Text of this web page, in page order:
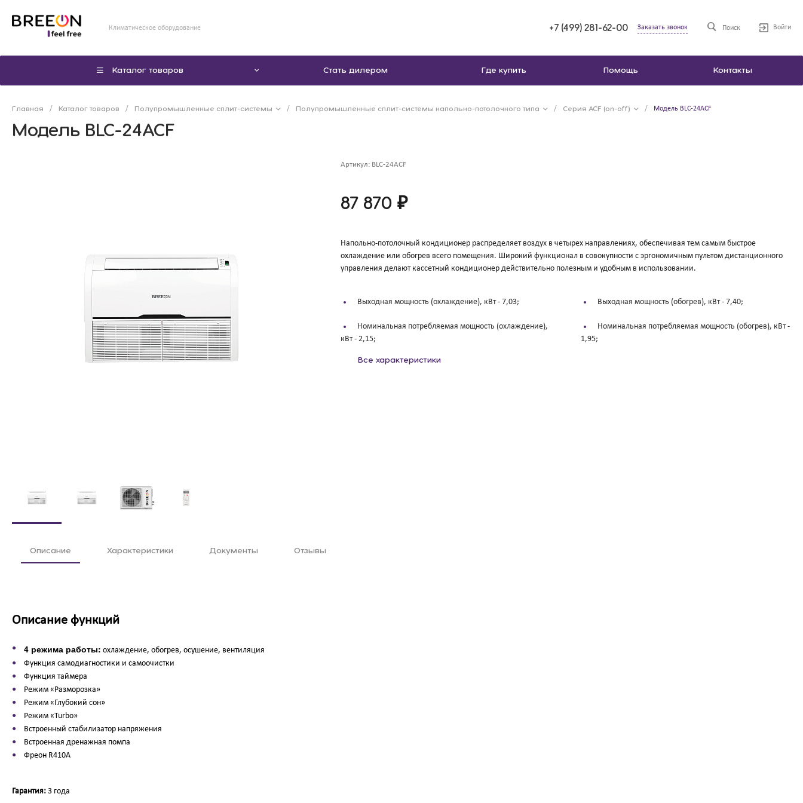
Климатическое оборудование +7 (499) 281-62-00 Заказать звонок Поиск Войти
Каталог товаров Стать дилером Где купить Помощь Контакты
Главная / Каталог товаров / Полупромышленные сплит-системы / Полупромышленные сплит-системы напольно-потолочного типа / Серия ACF (on-off) / Модель BLC-24ACF
Модель BLC-24ACF
Артикул: BLC-24ACF
87 870 ₽
Напольно-потолочный кондиционер распределяет воздух в четырех направлениях, обеспечивая тем самым быстрое
охлаждение или обогрев всего помещения. Широкий функционал в совокупности с эргономичным пультом дистанционного
управления делают кассетный кондиционер действительно полезным и удобным в использовании.
Выходная мощность (охлаждение), кВт - 7,03; Выходная мощность (обогрев), кВт - 7,40;
Номинальная потребляемая мощность (охлаждение),
кВт - 2,15;
Номинальная потребляемая мощность (обогрев), кВт -
1,95;
Все характеристики
Описание Характеристики Документы Отзывы
Описание функций
4 режима работы: охлаждение, обогрев, осушение, вентиляция
Функция самодиагностики и самоочистки
Функция таймера
Режим «Разморозка»
Режим «Глубокий сон»
Режим «Turbo»
Встроенный стабилизатор напряжения
Встроенная дренажная помпа
Фреон R410A
Гарантия: 3 года